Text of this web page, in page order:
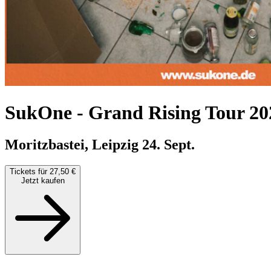
SukOne - Grand Rising Tour
Moritzbastei, Leipzig 24. Sept.
Tickets für 27,50 €
Jetzt kaufen